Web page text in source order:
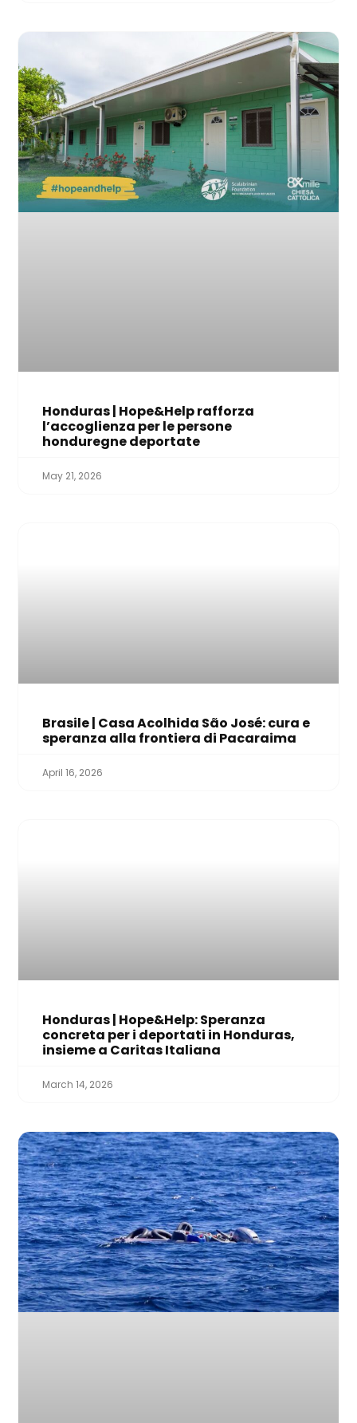
Honduras | Hope&Help rafforza
l’accoglienza per le persone
honduregne deportate
May 21, 2026
Brasile | Casa Acolhida São José: cura e
speranza alla frontiera di Pacaraima
April 16, 2026
Honduras | Hope&Help: Speranza
concreta per i deportati in Honduras,
insieme a Caritas Italiana
March 14, 2026